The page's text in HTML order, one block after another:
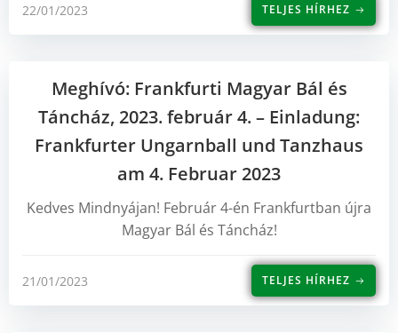
22/01/2023 TELJES HÍRHEZ
Meghívó: Frankfurti Magyar Bál és
Táncház, 2023. február 4. – Einladung:
Frankfurter Ungarnball und Tanzhaus
am 4. Februar 2023
Kedves Mindnyájan! Február 4-én Frankfurtban újra
Magyar Bál és Táncház!
21/01/2023 TELJES HÍRHEZ